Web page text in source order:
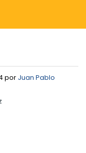
por Juan Pablo